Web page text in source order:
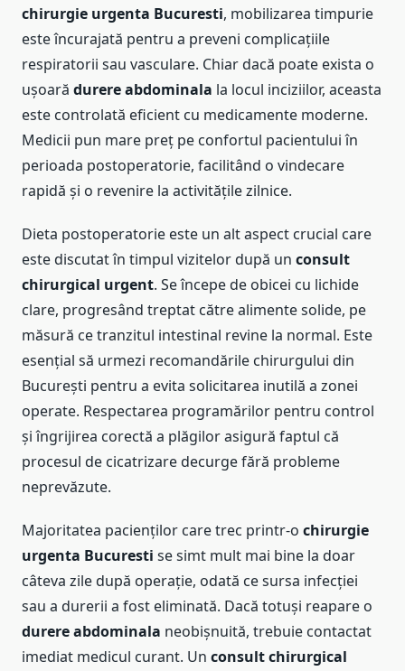
chirurgie urgenta Bucuresti, mobilizarea timpurie
este încurajată pentru a preveni complicațiile
respiratorii sau vasculare. Chiar dacă poate exista o
ușoară durere abdominala la locul inciziilor, aceasta
este controlată eficient cu medicamente moderne.
Medicii pun mare preț pe confortul pacientului în
perioada postoperatorie, facilitând o vindecare
rapidă și o revenire la activitățile zilnice.
Dieta postoperatorie este un alt aspect crucial care
este discutat în timpul vizitelor după un consult
chirurgical urgent. Se începe de obicei cu lichide
clare, progresând treptat către alimente solide, pe
măsură ce tranzitul intestinal revine la normal. Este
esențial să urmezi recomandările chirurgului din
București pentru a evita solicitarea inutilă a zonei
operate. Respectarea programărilor pentru control
și îngrijirea corectă a plăgilor asigură faptul că
procesul de cicatrizare decurge fără probleme
neprevăzute.
Majoritatea pacienților care trec printr-o chirurgie
urgenta Bucuresti se simt mult mai bine la doar
câteva zile după operație, odată ce sursa infecției
sau a durerii a fost eliminată. Dacă totuși reapare o
durere abdominala neobișnuită, trebuie contactat
imediat medicul curant. Un consult chirurgical